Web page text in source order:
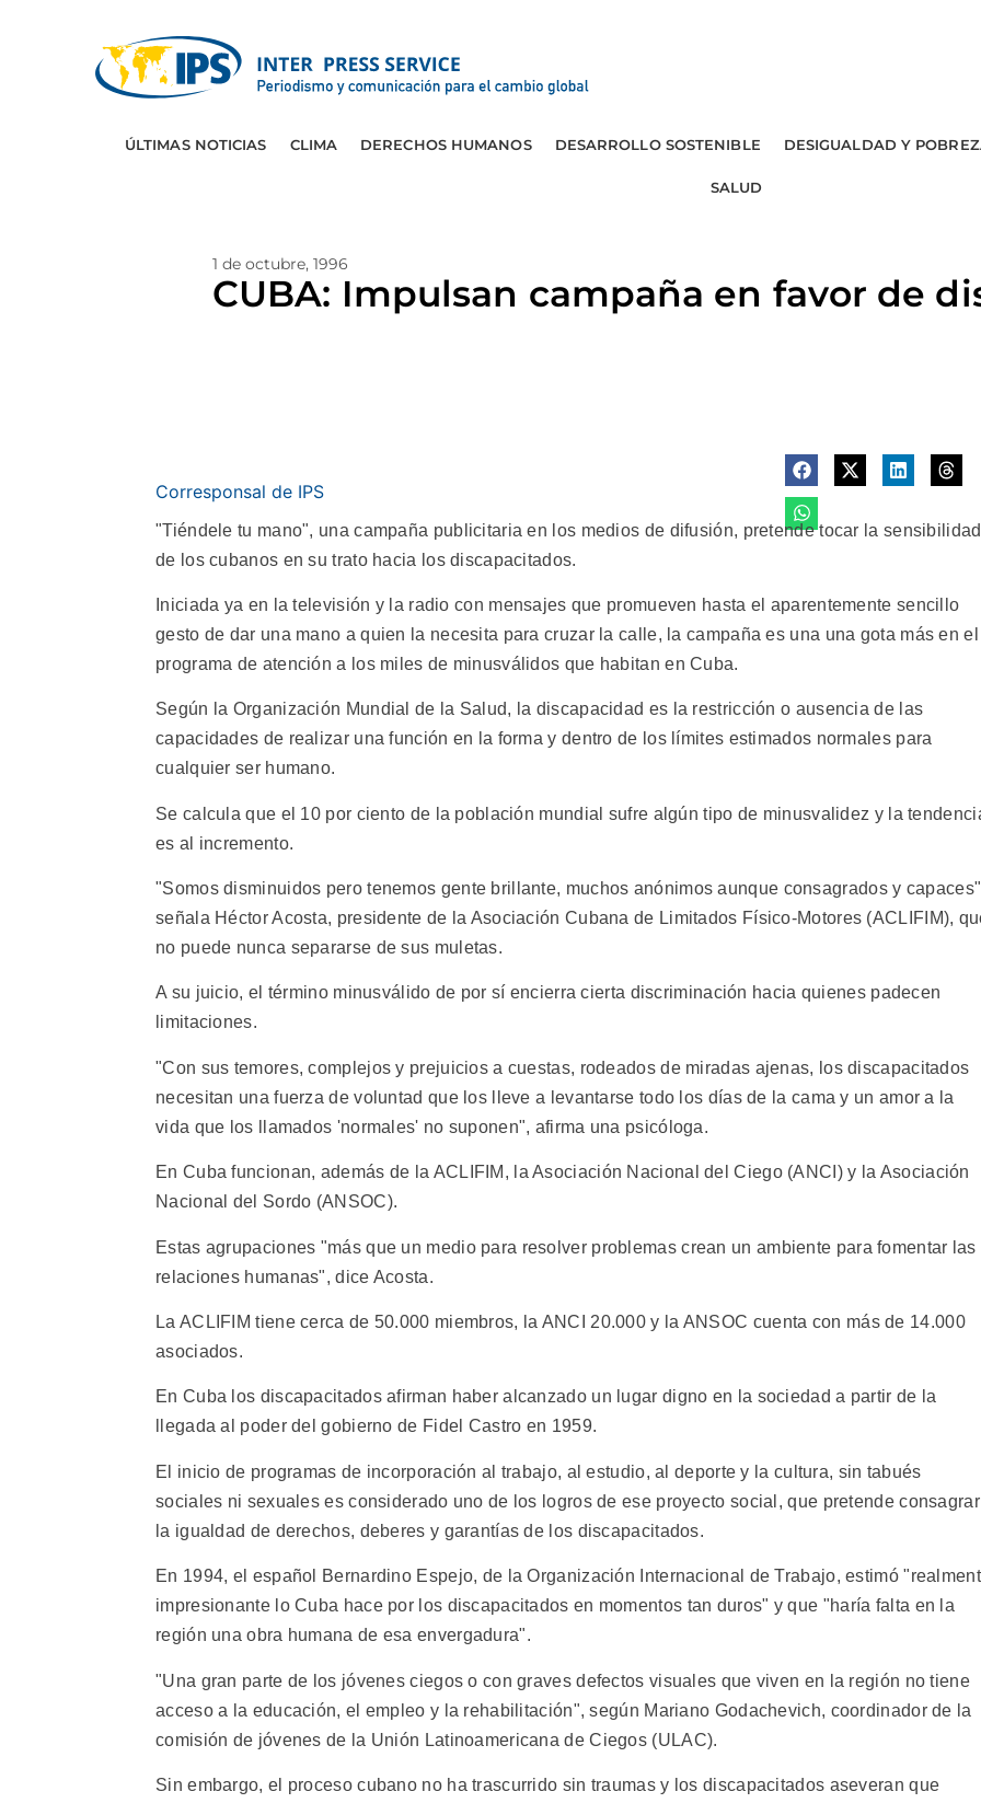
ÚLTIMAS NOTICIAS CLIMA DERECHOS HUMANOS DESARROLLO SOSTENIBLE DESIGUALDAD Y
SALUD
1 de octubre, 1996
CUBA: Impulsan campaña en favor de
Corresponsal de IPS
"Tiéndele tu mano", una campaña publicitaria en los medios de difusión, pretende tocar la sensibilidad
de los cubanos en su trato hacia los discapacitados.
Iniciada ya en la televisión y la radio con mensajes que promueven hasta el aparentemente sencillo
gesto de dar una mano a quien la necesita para cruzar la calle, la campaña es una una gota más en el
programa de atención a los miles de minusválidos que habitan en Cuba.
Según la Organización Mundial de la Salud, la discapacidad es la restricción o ausencia de las
capacidades de realizar una función en la forma y dentro de los límites estimados normales para
cualquier ser humano.
Se calcula que el 10 por ciento de la población mundial sufre algún tipo de minusvalidez y la
es al incremento.
"Somos disminuidos pero tenemos gente brillante, muchos anónimos aunque consagrados y
señala Héctor Acosta, presidente de la Asociación Cubana de Limitados Físico-Motores (ACLIFIM),
no puede nunca separarse de sus muletas.
A su juicio, el término minusválido de por sí encierra cierta discriminación hacia quienes padecen
limitaciones.
"Con sus temores, complejos y prejuicios a cuestas, rodeados de miradas ajenas, los discapacitados
necesitan una fuerza de voluntad que los lleve a levantarse todo los días de la cama y un amor a la
vida que los llamados 'normales' no suponen", afirma una psicóloga.
En Cuba funcionan, además de la ACLIFIM, la Asociación Nacional del Ciego (ANCI) y la Asociación
Nacional del Sordo (ANSOC).
Estas agrupaciones "más que un medio para resolver problemas crean un ambiente para fomentar las
relaciones humanas", dice Acosta.
La ACLIFIM tiene cerca de 50.000 miembros, la ANCI 20.000 y la ANSOC cuenta con más de 14.000
asociados.
En Cuba los discapacitados afirman haber alcanzado un lugar digno en la sociedad a partir de la
llegada al poder del gobierno de Fidel Castro en 1959.
El inicio de programas de incorporación al trabajo, al estudio, al deporte y la cultura, sin tabués
sociales ni sexuales es considerado uno de los logros de ese proyecto social, que pretende consagrar
la igualdad de derechos, deberes y garantías de los discapacitados.
En 1994, el español Bernardino Espejo, de la Organización Internacional de Trabajo, estimó
impresionante lo Cuba hace por los discapacitados en momentos tan duros" y que "haría falta en la
región una obra humana de esa envergadura".
"Una gran parte de los jóvenes ciegos o con graves defectos visuales que viven en la región no tiene
acceso a la educación, el empleo y la rehabilitación", según Mariano Godachevich, coordinador de la
comisión de jóvenes de la Unión Latinoamericana de Ciegos (ULAC).
Sin embargo, el proceso cubano no ha trascurrido sin traumas y los discapacitados aseveran que